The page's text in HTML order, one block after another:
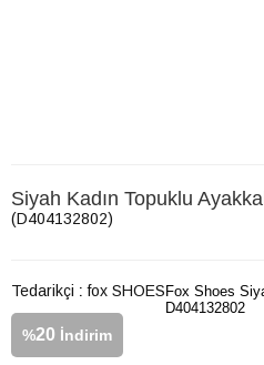
Siyah Kadın Topuklu
(D404132802)
Tedarikçi : fox SHOES
%20 İndirim
Fox Shoes
D404132802